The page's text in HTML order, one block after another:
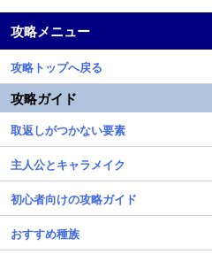
攻略メニュー
攻略トップへ戻る
攻略ガイド
取返しがつかない要素
主人公とキャラメイク
初心者向けの攻略ガイド
おすすめ種族